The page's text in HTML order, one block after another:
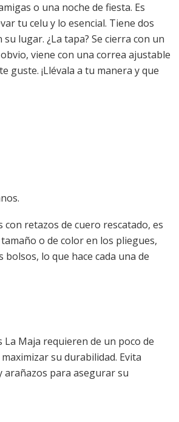
o una noche de fiesta. Es
tu celu y lo esencial. Tiene dos
lugar. ¿La tapa? Se cierra con un
viene con una correa ajustable
guste. ¡Llévala a tu manera y que
retazos de cuero rescatado, es
o de color en los pliegues,
lo que hace cada una de
Maja requieren de un poco de
su durabilidad. Evita
arañazos para asegurar su